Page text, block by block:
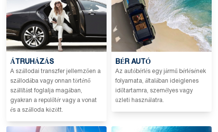
ÁTRUHÁZÁS
A szállodai transzfer jellemzően a
szállodába vagy onnan történő
szállítást foglalja magában,
gyakran a repülőtér vagy a vonat
és a szálloda között.
BÉR AUTÓ
Az autóbérlés egy jármű bérlésének
folyamata, általában ideiglenes
időtartamra, személyes vagy
üzleti használatra.